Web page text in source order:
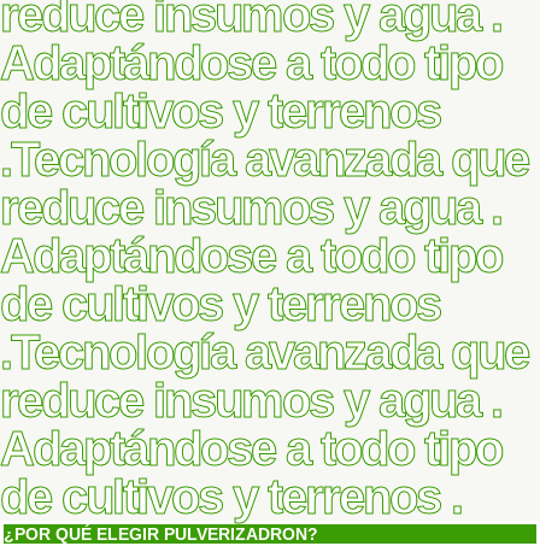
reduce insumos y agua .
Adaptándose a todo tipo
de cultivos y terrenos
.Tecnología avanzada que
reduce insumos y agua .
Adaptándose a todo tipo
de cultivos y terrenos
.Tecnología avanzada que
reduce insumos y agua .
Adaptándose a todo tipo
de cultivos y terrenos .
¿POR QUÉ ELEGIR PULVERIZADRON?